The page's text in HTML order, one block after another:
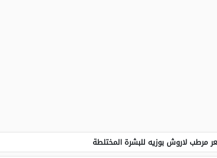
مرطب لاروش بوزيه للبشرة المختلطة